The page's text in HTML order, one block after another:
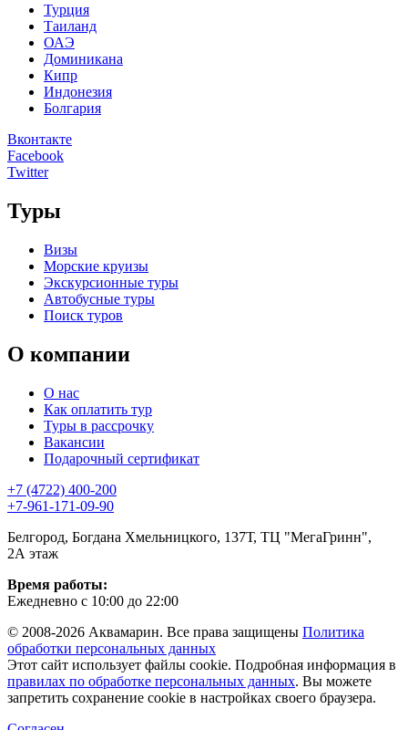
Турция
Таиланд
ОАЭ
Доминикана
Кипр
Индонезия
Болгария
Вконтакте
Facebook
Twitter
Туры
Визы
Морские круизы
Экскурсионные туры
Автобусные туры
Поиск туров
О компании
О нас
Как оплатить тур
Туры в рассрочку
Вакансии
Подарочный сертификат
+7 (4722) 400-200
+7-961-171-09-90
Белгород, Богдана Хмельницкого, 137Т, ТЦ "МегаГринн",
2А этаж
Время работы:
Ежедневно с 10:00 до 22:00
© 2008-2026 Аквамарин. Все права защищены Политика
обработки персональных данных
Этот сайт использует файлы cookie. Подробная информация в
правилах по обработке персональных данных. Вы можете
запретить сохранение cookie в настройках своего браузера.